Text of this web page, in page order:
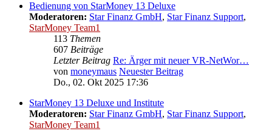
Bedienung von StarMoney 13 Deluxe
Moderatoren: Star Finanz GmbH, Star Finanz Support,
StarMoney Team1
113 Themen
607 Beiträge
Letzter Beitrag Re: Ärger mit neuer VR-NetWor…
von moneymaus Neuester Beitrag
Do., 02. Okt 2025 17:36
StarMoney 13 Deluxe und Institute
Moderatoren: Star Finanz GmbH, Star Finanz Support,
StarMoney Team1